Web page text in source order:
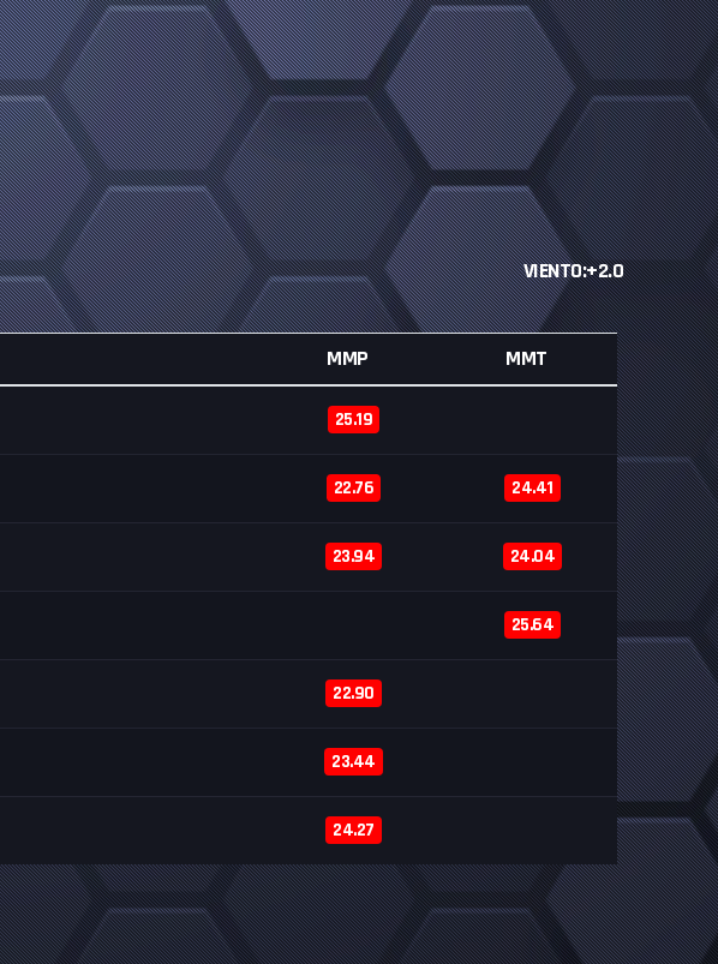
VIENTO:+2.0
MMP MMT
25.19
22.76 24.41
23.94 24.04
25.64
22.90
23.44
24.27